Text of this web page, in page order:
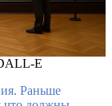
E
Раньше